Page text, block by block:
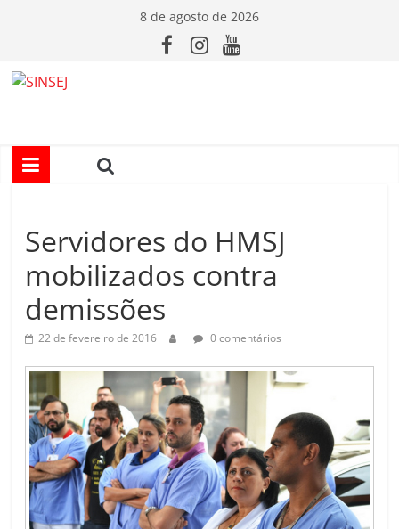
conteúdo
8 de agosto de 2026
I
S
E
Servidores do HMSJ
mobilizados contra
demissões
22 de fevereiro de 2016 0 comentários